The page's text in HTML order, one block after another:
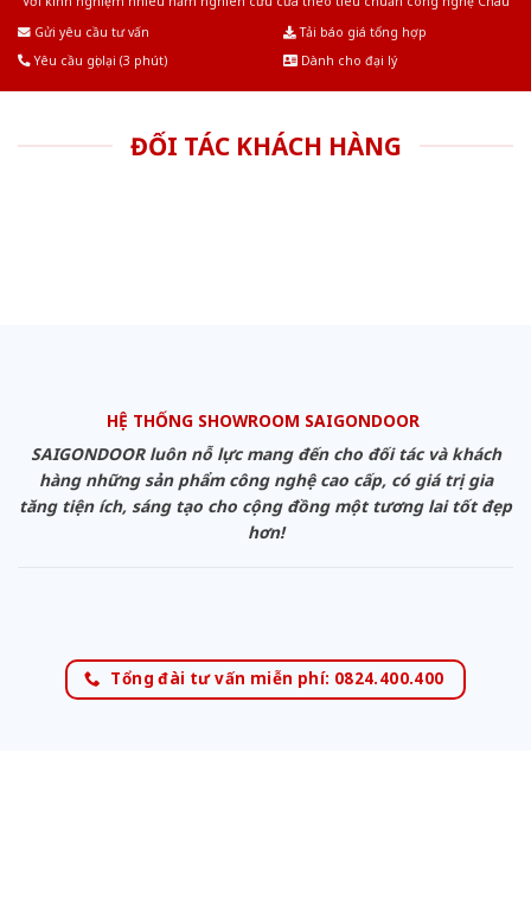
Gửi yêu cầu tư vấn
Tải báo giá tổng hợp
Yêu cầu gọi lại (3 phút)
Dành cho đại lý
ĐỐI TÁC KHÁCH HÀNG
HỆ THỐNG SHOWROOM SAIGONDOOR
SAIGONDOOR luôn nỗ lực mang đến cho đối tác và khách
hàng những sản phẩm công nghệ cao cấp, có giá trị gia
tăng tiện ích, sáng tạo cho cộng đồng một tương lai tốt đẹp
hơn!
Tổng đài tư vấn miễn phí: 0824.400.400